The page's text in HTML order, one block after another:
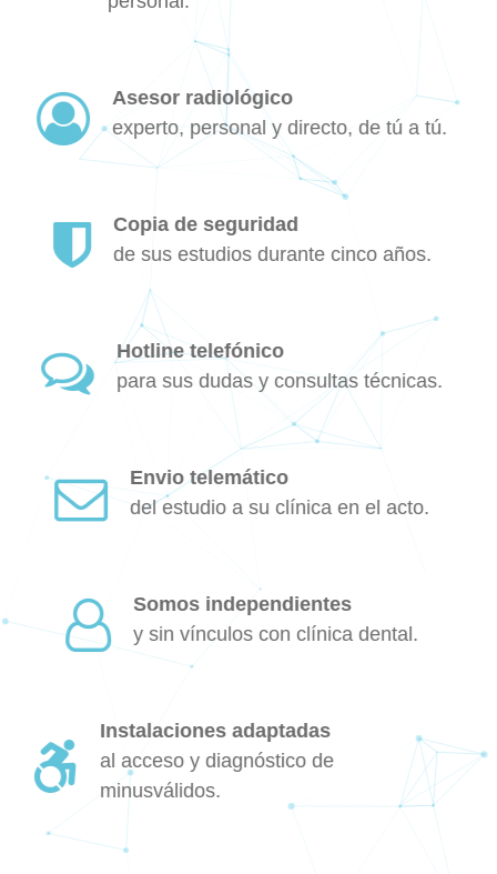
Asesor radiológico
experto, personal y directo, de tú a tú.
Copia de seguridad
de sus estudios durante cinco años.
Hotline telefónico
para sus dudas y consultas técnicas.
Envio telemático
del estudio a su clínica en el acto.
Somos independientes
y sin vínculos con clínica dental.
Instalaciones adaptadas
al acceso y diagnóstico de
minusválidos.